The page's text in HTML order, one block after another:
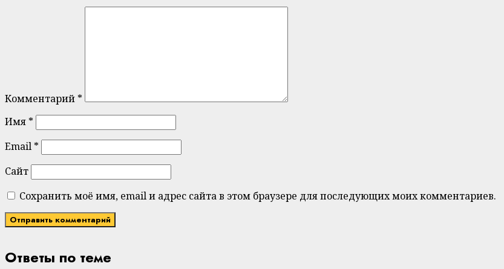
Комментарий *
Имя *
Email *
Сайт
Сохранить моё имя, email и адрес сайта в этом браузере для последующих моих комментариев.
Ответы по теме